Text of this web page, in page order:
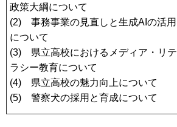
政策大綱について
(2) 事務事業の見直しと生成AIの活用
について
(3) 県立高校におけるメディア・リテ
ラシー教育について
(4) 県立高校の魅力向上について
(5) 警察犬の採用と育成について